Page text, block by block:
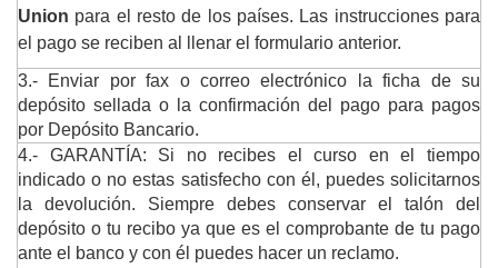
Union para el resto de los países. Las instrucciones para
el pago se reciben al llenar el formulario anterior.
3.- Enviar por fax o correo electrónico la ficha de su
depósito sellada o la confirmación del pago para pagos
por Depósito Bancario.
4.- GARANTÍA: Si no recibes el curso en el tiempo
indicado o no estas satisfecho con él, puedes solicitarnos
la devolución. Siempre debes conservar el talón del
depósito o tu recibo ya que es el comprobante de tu pago
ante el banco y con él puedes hacer un reclamo.